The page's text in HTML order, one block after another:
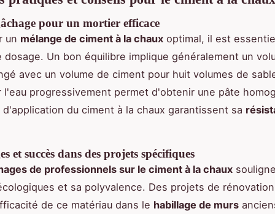
pour un mortier efficace
un mélange de ciment à la chaux optimal, il est
dosage. Un bon équilibre implique généralement un
avec un volume de ciment pour huit volumes de
l'eau progressivement permet d'obtenir une pâte
du ciment à la chaux garantissent sa
et succès dans des projets spécifiques
de professionnels sur le ciment à la chaux
et sa polyvalence. Des projets de
de ce matériau dans le habillage de murs